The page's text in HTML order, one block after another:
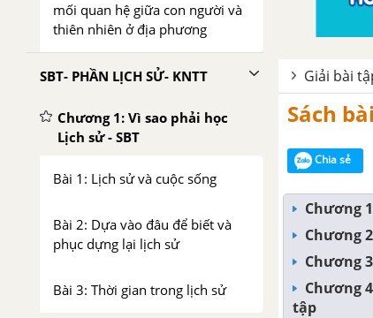
mối quan hệ giữa con người và
thiên nhiên ở địa phương
SBT- PHẦN LỊCH SỬ- KNTT
Chương 1: Vì sao phải học
Lịch sử - SBT
Bài 1: Lịch sử và cuộc sống
Bài 2: Dựa vào đâu để biết và
phục dựng lại lịch sử
Bài 3: Thời gian trong lịch sử
Giải bài
Sách
Chia sẻ
Chương
Chương
Chương
Chương
tập